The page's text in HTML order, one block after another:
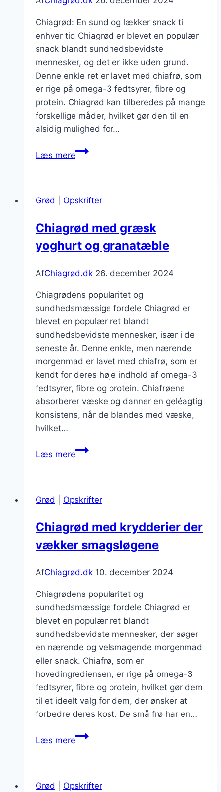
Chiagrød: En sund og lækker snack til
enhver tid Chiagrød er blevet en populær
snack blandt sundhedsbevidste
mennesker, og det er ikke uden grund.
Denne enkle ret er lavet med chiafrø, som
er rige på omega-3 fedtsyrer, fibre og
protein. Chiagrød kan tilberedes på mange
forskellige måder, hvilket gør den til en
alsidig mulighed for…
Læs mereChiagrød
havremælk
en
frisk
Grød Opskrifter
Chiagrød med græsk
yoghurt og granatæble
AfChiagrød.dk 26. december 2024
Chiagrødens popularitet og
sundhedsmæssige fordele Chiagrød er
blevet en populær ret blandt
sundhedsbevidste mennesker, især i de
seneste år. Denne enkle, men nærende
morgenmad er lavet med chiafrø, som er
kendt for deres høje indhold af omega-3
fedtsyrer, fibre og protein. Chiafrøene
absorberer væske og danner en geléagtig
konsistens, når de blandes med væske,
hvilket…
Læs mereChiagrød
og
Grød Opskrifter
Chiagrød med krydderier der
vækker smagsløgene
AfChiagrød.dk 10. december 2024
Chiagrødens popularitet og
sundhedsmæssige fordele Chiagrød er
blevet en populær ret blandt
sundhedsbevidste mennesker, der søger
en nærende og velsmagende morgenmad
eller snack. Chiafrø, som er
hovedingrediensen, er rige på omega-3
fedtsyrer, fibre og protein, hvilket gør dem
til et ideelt valg for dem, der ønsker at
forbedre deres kost. De små frø har en…
Læs mereChiagrød
vækker
Grød Opskrifter